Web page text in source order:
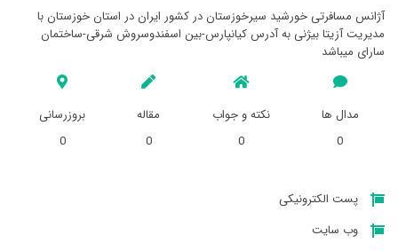
آژانس مسافرتی خورشيد سيرخوزستان در کشور ایران در استان خوزستان با
مدیریت آزیتا بیژنی به آدرس کیانپارس-بین اسفندوسروش شرقی-ساختمان
سارای میباشد
مدال ها
0
نکته و جواب
0
مقاله
0
بروزرسانی
0
پست الکترونیکی
وب سایت